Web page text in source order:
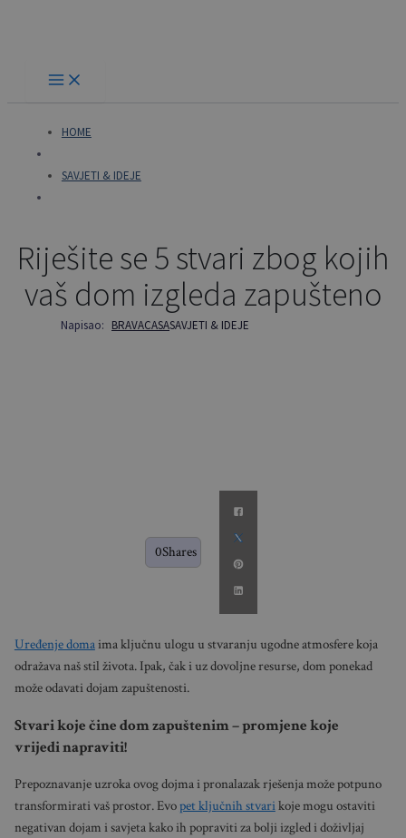
HOME
SAVJETI & IDEJE
Riješite se 5 stvari zbog kojih
vaš dom izgleda zapušteno
Napisao: BRAVACASASAVJETI & IDEJE
0Shares
Uređenje domaima ključnu ulogu u stvaranju ugodne atmosfere koja
odražava naš stil života. Ipak, čak i uz dovoljne resurse, dom ponekad
može odavati dojam zapuštenosti.
Stvari koje čine dom zapuštenim – promjene koje
vrijedi napraviti!
Prepoznavanje uzroka ovog dojma i pronalazak rješenja može potpuno
transformirati vaš prostor. Evopet ključnih stvarikoje mogu ostaviti
negativan dojam i savjeta kako ih popraviti za bolji izgled i doživljaj